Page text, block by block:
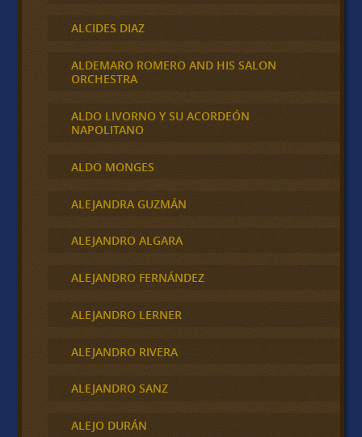
ALCIDES DIAZ
ALDEMARO ROMERO AND HIS SALON
ORCHESTRA
ALDO LIVORNO Y SU ACORDEÓN
NAPOLITANO
ALDO MONGES
ALEJANDRA GUZMÁN
ALEJANDRO ALGARA
ALEJANDRO FERNÁNDEZ
ALEJANDRO LERNER
ALEJANDRO RIVERA
ALEJANDRO SANZ
ALEJO DURÁN